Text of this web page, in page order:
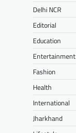
Delhi NCR
Editorial
Education
Entertainment
Fashion
Health
International
Jharkhand